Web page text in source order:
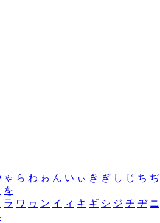
ゃ ら わ ゎ ん い ぃ き ぎ し じ ち ぢ
を
ラ ワ ヮ ン イ ィ キ ギ シ ジ チ ヂ ニ